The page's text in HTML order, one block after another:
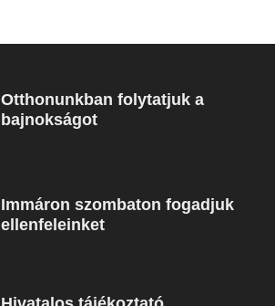
Otthonunkban folytatjuk a
bajnokságot
Immáron szombaton fogadjuk
ellenfeleinket